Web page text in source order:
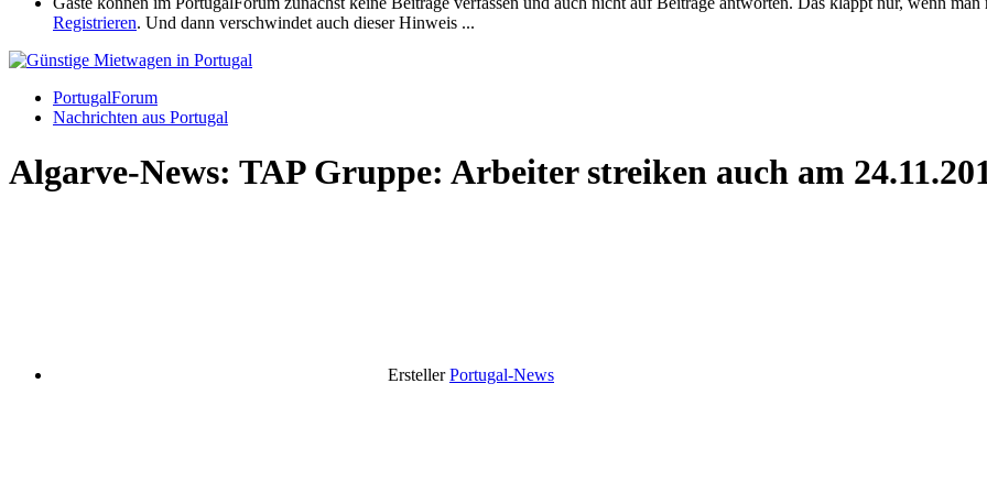
Registrieren. Und dann verschwindet auch dieser Hinweis ...
PortugalForum
Nachrichten aus Portugal
Algarve-News: TAP Gruppe: Arbeiter streiken auch am
Ersteller Portugal-News